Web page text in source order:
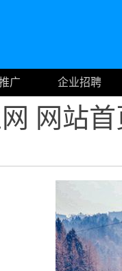
广 企业招聘
网站